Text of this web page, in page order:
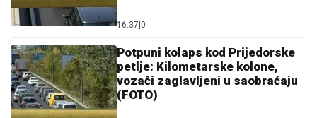
16:37|0
Potpuni kolaps kod Prijedorske
petlje: Kilometarske kolone,
vozači zaglavljeni u saobraćaju
(FOTO)